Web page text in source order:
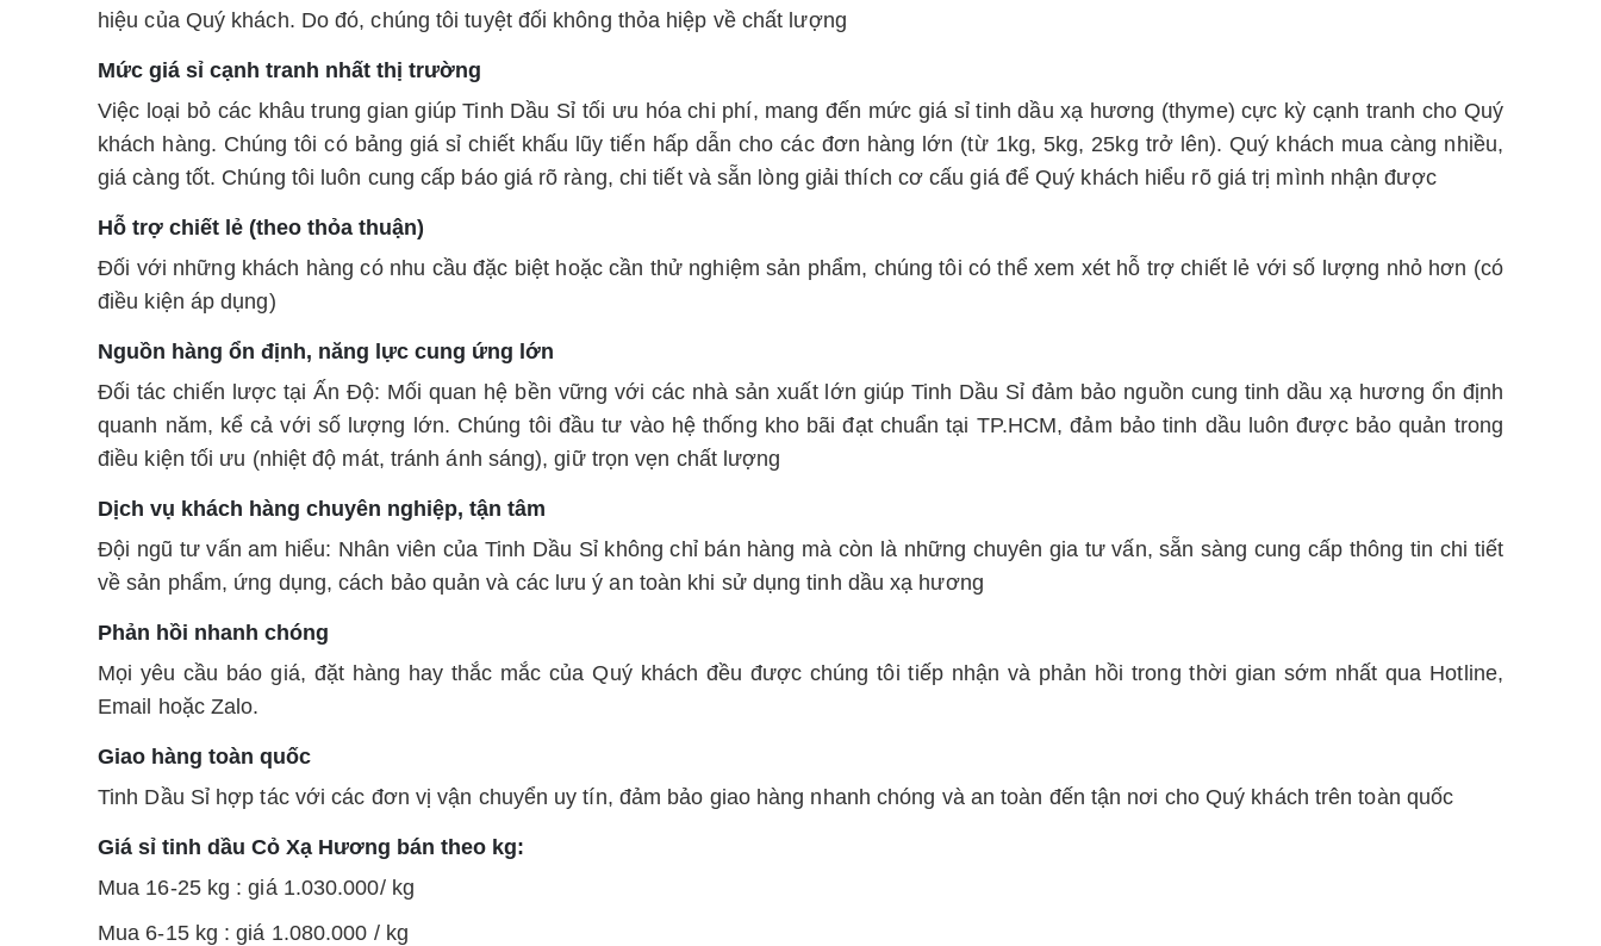
hiệu của Quý khách. Do đó, chúng tôi tuyệt đối không thỏa hiệp về chất lượng
Mức giá sỉ cạnh tranh nhất thị trường
Việc loại bỏ các khâu trung gian giúp Tinh Dầu Sỉ tối ưu hóa chi phí, mang đến mức giá sỉ tinh dầu xạ hương (thyme) cực kỳ cạnh tranh cho Quý
khách hàng. Chúng tôi có bảng giá sỉ chiết khấu lũy tiến hấp dẫn cho các đơn hàng lớn (từ 1kg, 5kg, 25kg trở lên). Quý khách mua càng nhiều,
giá càng tốt. Chúng tôi luôn cung cấp báo giá rõ ràng, chi tiết và sẵn lòng giải thích cơ cấu giá để Quý khách hiểu rõ giá trị mình nhận được
Hỗ trợ chiết lẻ (theo thỏa thuận)
Đối với những khách hàng có nhu cầu đặc biệt hoặc cần thử nghiệm sản phẩm, chúng tôi có thể xem xét hỗ trợ chiết lẻ với số lượng nhỏ hơn (có
điều kiện áp dụng)
Nguồn hàng ổn định, năng lực cung ứng lớn
Đối tác chiến lược tại Ấn Độ: Mối quan hệ bền vững với các nhà sản xuất lớn giúp Tinh Dầu Sỉ đảm bảo nguồn cung tinh dầu xạ hương ổn định
quanh năm, kể cả với số lượng lớn. Chúng tôi đầu tư vào hệ thống kho bãi đạt chuẩn tại TP.HCM, đảm bảo tinh dầu luôn được bảo quản trong
điều kiện tối ưu (nhiệt độ mát, tránh ánh sáng), giữ trọn vẹn chất lượng
Dịch vụ khách hàng chuyên nghiệp, tận tâm
Đội ngũ tư vấn am hiểu: Nhân viên của Tinh Dầu Sỉ không chỉ bán hàng mà còn là những chuyên gia tư vấn, sẵn sàng cung cấp thông tin chi tiết
về sản phẩm, ứng dụng, cách bảo quản và các lưu ý an toàn khi sử dụng tinh dầu xạ hương
Phản hồi nhanh chóng
Mọi yêu cầu báo giá, đặt hàng hay thắc mắc của Quý khách đều được chúng tôi tiếp nhận và phản hồi trong thời gian sớm nhất qua Hotline,
Email hoặc Zalo.
Giao hàng toàn quốc
Tinh Dầu Sỉ hợp tác với các đơn vị vận chuyển uy tín, đảm bảo giao hàng nhanh chóng và an toàn đến tận nơi cho Quý khách trên toàn quốc
Giá sỉ tinh dầu Cỏ Xạ Hương bán theo kg:
Mua 16-25 kg : giá 1.030.000/ kg
Mua 6-15 kg : giá 1.080.000 / kg